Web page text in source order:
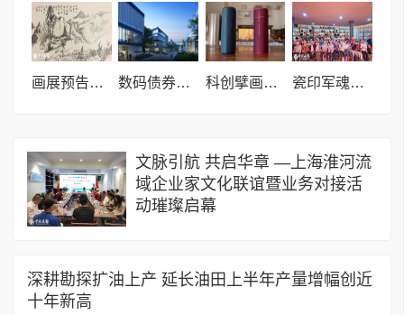
画展预告：“東芳風韵一一樵山问道” 中国当代书画名家卢云标作品展 数码债券受市场关注 未来或成数码货币兑换的重要一环 科创擘画眼健康新范式 智赋康养产业高质量新征程 瓷印军魂，驿启新程 —— 上海嘉定八分园新质美好驿站正式启动！
文脉引航 共启华章 —上海淮河流
域企业家文化联谊暨业务对接活
动璀璨启幕
深耕勘探扩油上产 延长油田上半年产量增幅创近
十年新高